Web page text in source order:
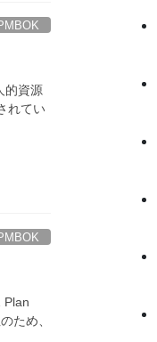
的資源
れてい
Plan
ため、